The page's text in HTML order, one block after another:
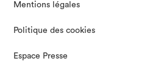
Mentions légales
Politique des cookies
Espace Presse